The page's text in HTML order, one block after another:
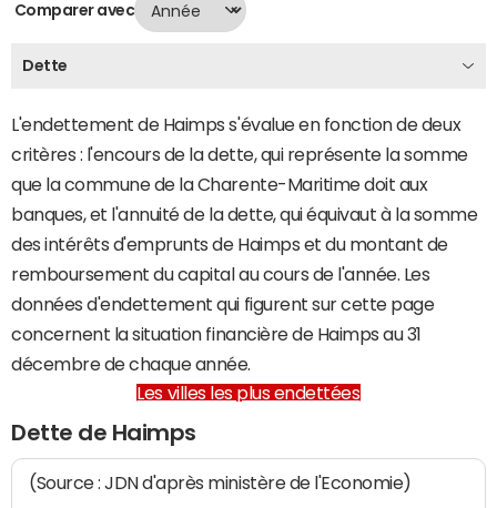
Comparer avec
Dette
L'endettement de Haimps s'évalue en fonction de deux
critères : l'encours de la dette, qui représente la somme
que la commune de la Charente-Maritime doit aux
banques, et l'annuité de la dette, qui équivaut à la somme
des intérêts d'emprunts de Haimps et du montant de
remboursement du capital au cours de l'année. Les
données d'endettement qui figurent sur cette page
concernent la situation financière de Haimps au 31
décembre de chaque année.
Les villes les plus endettées
Dette de Haimps
(Source : JDN d'après ministère de l'Economie)